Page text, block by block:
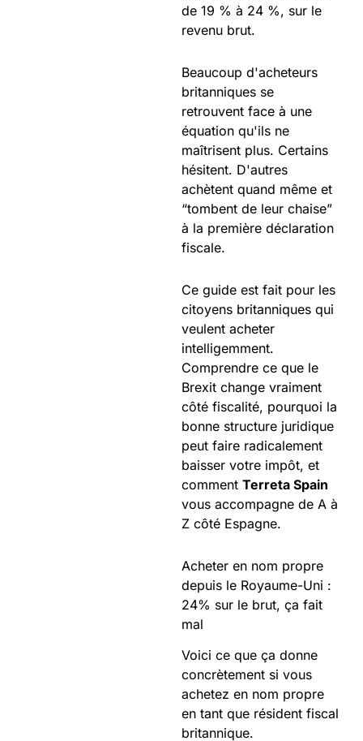
de 19 % à 24 %, sur le
revenu brut.
Beaucoup d'acheteurs
britanniques se
retrouvent face à une
équation qu'ils ne
maîtrisent plus. Certains
hésitent. D'autres
achètent quand même et
“tombent de leur chaise”
à la première déclaration
fiscale.
Ce guide est fait pour les
citoyens britanniques qui
veulent acheter
intelligemment.
Comprendre ce que le
Brexit change vraiment
côté fiscalité, pourquoi la
bonne structure juridique
peut faire radicalement
baisser votre impôt, et
comment Terreta Spain
vous accompagne de A à
Z côté Espagne.
Acheter en nom propre
depuis le Royaume-Uni :
24% sur le brut, ça fait
mal
Voici ce que ça donne
concrètement si vous
achetez en nom propre
en tant que résident fiscal
britannique.